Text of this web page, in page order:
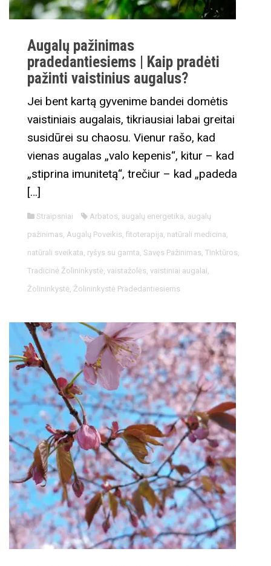
Augalų pažinimas
pradedantiesiems | Kaip pradėti
pažinti vaistinius augalus?
Jei bent kartą gyvenime bandei domėtis
vaistiniais augalais, tikriausiai labai greitai
susidūrei su chaosu. Vienur rašo, kad
vienas augalas „valo kepenis“, kitur – kad
„stiprina imunitetą“, trečiur – kad „padeda
[…]
Straipsniai Arbatos, augalų energetika, augalų
pažinimas, Augalų Poveikis, fitoterapija, natūrali medicina,
natūrali sveikata, ryšys su gamta, Savęs Pažinimas, Tinktūros,
Tradicinė Žolininkystė, vaistažolės, vaistiniai augalai,
Žolininkystė, Žolininkystė Pradedantiesiems